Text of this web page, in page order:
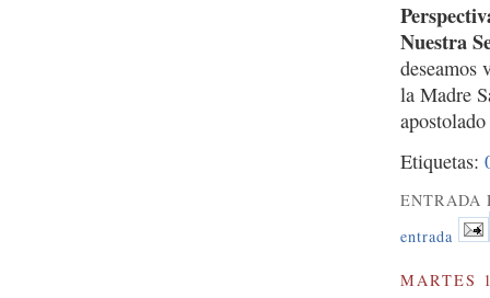
Nuestra
deseamos
la Madre
Etiquetas:
ENTRADA
entrada
MARTES